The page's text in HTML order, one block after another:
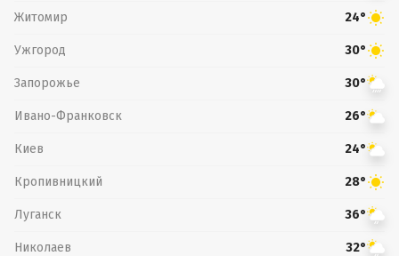
Житомир 24°
Ужгород 30°
Запорожье 30°
Ивано-Франковск 26°
Киев 24°
Кропивницкий 28°
Луганск 36°
Николаев 32°